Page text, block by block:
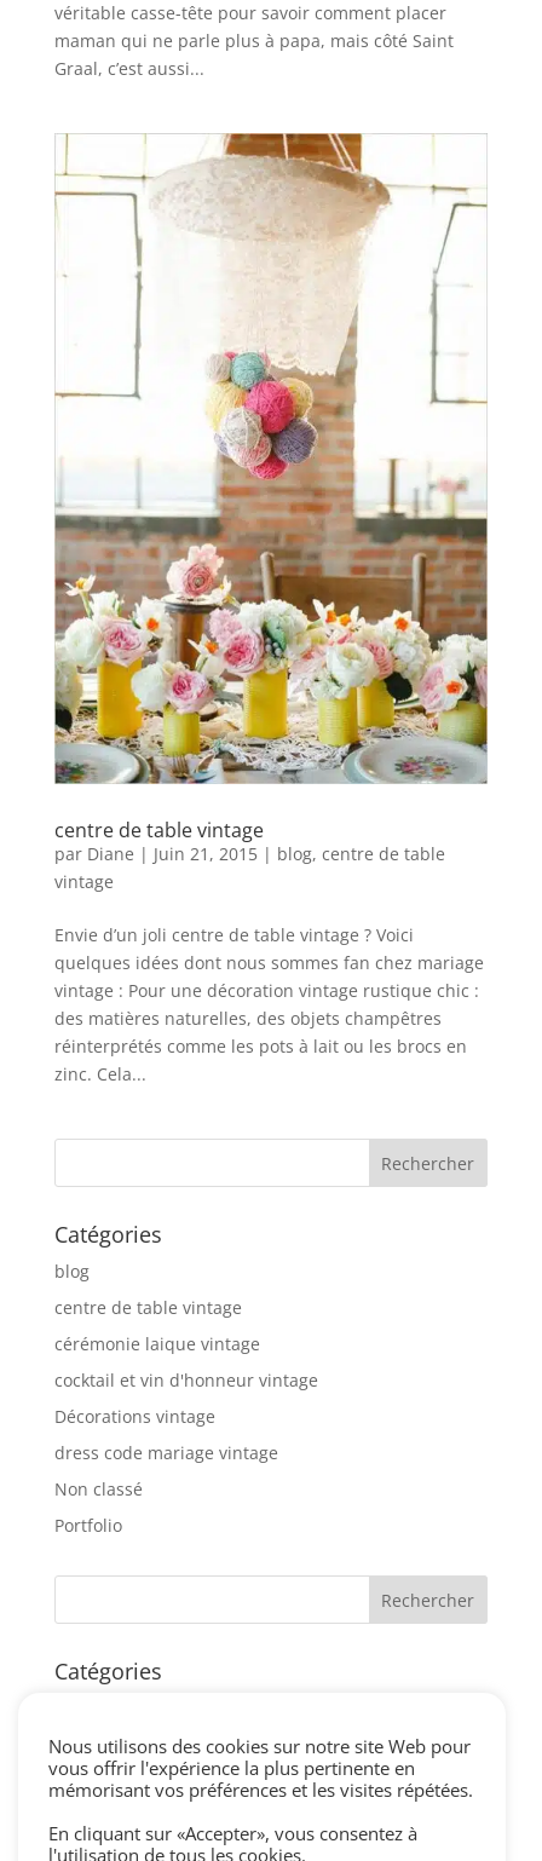
véritable casse-tête pour savoir comment placer
maman qui ne parle plus à papa, mais côté Saint
Graal, c’est aussi...
centre de table vintage
par Diane | Juin 21, 2015| blog, centre de table
vintage
Envie d’un joli centre de table vintage ? Voici
quelques idées dont nous sommes fan chez mariage
vintage : Pour une décoration vintage rustique chic :
des matières naturelles, des objets champêtres
réinterprétés comme les pots à lait ou les brocs en
zinc. Cela...
Catégories
blog
centre de table vintage
cérémonie laique vintage
cocktail et vin d'honneur vintage
Décorations vintage
dress code mariage vintage
Non classé
Portfolio
Catégories
centre de table vintage
cérémonie laique vintage
Décorations vintage
Nous utilisons des cookies sur notre site Web pour
vous offrir l'expérience la plus pertinente en
mémorisant vos préférences et les visites répétées.
En cliquant sur «Accepter», vous consentez à
l'utilisation de tous les cookies.